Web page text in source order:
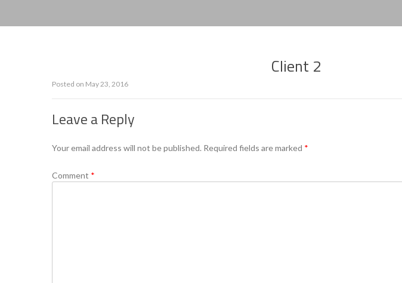
Client 2
Posted on May 23, 2016
Leave a Reply
Your email address will not be published. Required fields are marked *
Comment *